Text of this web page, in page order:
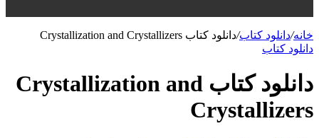
برای
خانه/دانلود کتاب/دانلود کتاب Crystallization and Crystallizers
دانلود کتاب
دانلود کتاب Crystallization and
Crystallizers